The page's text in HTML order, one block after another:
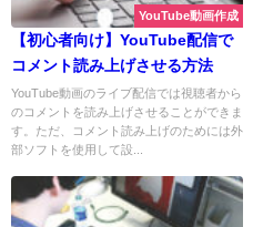
YouTube動画作成
【初心者向け】YouTube配信で
コメント読み上げさせる方法
YouTube動画のライブ配信では視聴者から
のコメントを読み上げさせることができま
す。ただ、コメント読み上げのためには外
部ソフトを使用して設...